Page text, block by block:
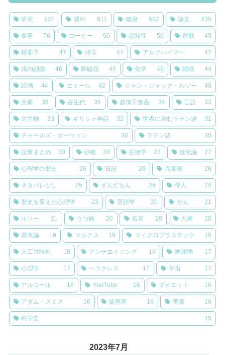
研究 825 要約 811 健康 592 論文 435
食事 76 コーヒー 50 認知症 50 運動 49
韓非子 47 韓非 47 アルツハイマー 47
腸内細菌 46 陶磁器 45 化学 45 睡眠 44
絵画 44 エミール 42 ジャン・ジャック・ルソー 40
元素 36 古生代 35 超加工食品 34 言語 33
古生物 33 ギリシャ神話 32 世界に潜むラテン語 31
チャールズ・ダーウィン 30 ラテン語 30
記事まとめ 30 砂糖 28 生物学 27 進化論 27
心理学の歴史 26 日記 26 周期表 26
ネタバレなし 25 ずんだもん 25 偉人 24
歴史を変えた心理学 23 言語学 21 がん 21
ルソー 21 うつ病 20 名言 20 大麻 20
資本論 19 マルクス 19 マイクロプラスチック 18
人工甘味料 18 アンチエイジング 18 糖尿病 17
心理学 17 ヘラクレス 17 宇宙 17
アルコール 16 YouTube 16 ダイエット 16
アダム・スミス 16 徒然草 16 聖書 16
科学史 15
2023年7月